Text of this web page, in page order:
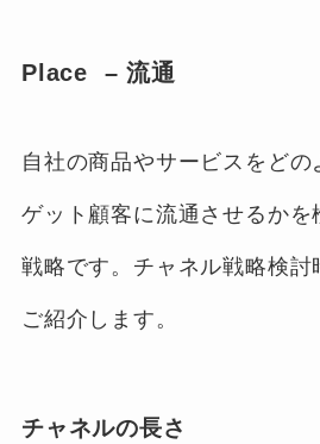
Place – 流通
自社の商品やサービスをどの
ゲット顧客に流通させるかを
戦略です。チャネル戦略検討
ご紹介します。
チャネルの長さ